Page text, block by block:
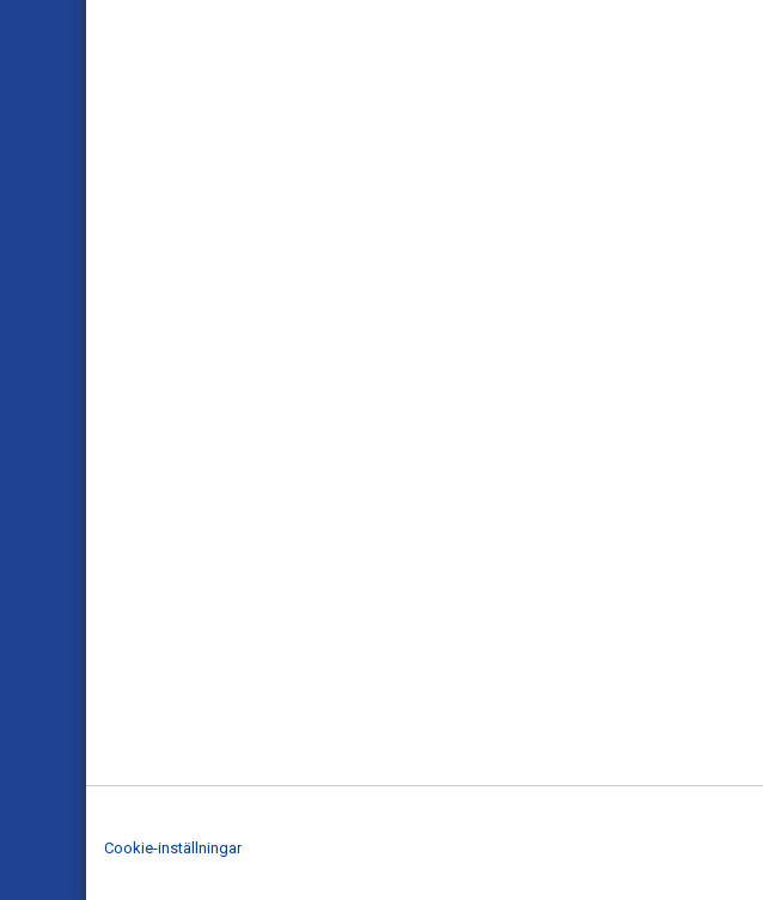
Cookie-inställningar